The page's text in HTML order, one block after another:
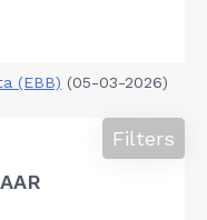
(EBB) (05-03-2026)
Filters